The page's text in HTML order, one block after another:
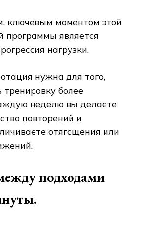
ключевым моментом этой
программы является
нагрузки.
нужна для того,
тренировку более
неделю вы делаете
повторений и
отягощения или
подходами